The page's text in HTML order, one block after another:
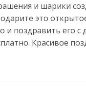
и шарики
это
и поздравить его
Красивое